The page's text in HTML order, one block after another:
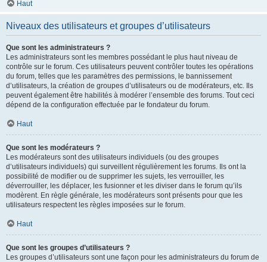
Haut
Niveaux des utilisateurs et groupes d’utilisateurs
Que sont les administrateurs ?
Les administrateurs sont les membres possédant le plus haut niveau de
contrôle sur le forum. Ces utilisateurs peuvent contrôler toutes les opérations
du forum, telles que les paramètres des permissions, le bannissement
d’utilisateurs, la création de groupes d’utilisateurs ou de modérateurs, etc. Ils
peuvent également être habilités à modérer l’ensemble des forums. Tout ceci
dépend de la configuration effectuée par le fondateur du forum.
Haut
Que sont les modérateurs ?
Les modérateurs sont des utilisateurs individuels (ou des groupes
d’utilisateurs individuels) qui surveillent régulièrement les forums. Ils ont la
possibilité de modifier ou de supprimer les sujets, les verrouiller, les
déverrouiller, les déplacer, les fusionner et les diviser dans le forum qu’ils
modèrent. En règle générale, les modérateurs sont présents pour que les
utilisateurs respectent les règles imposées sur le forum.
Haut
Que sont les groupes d’utilisateurs ?
Les groupes d’utilisateurs sont une façon pour les administrateurs du forum de